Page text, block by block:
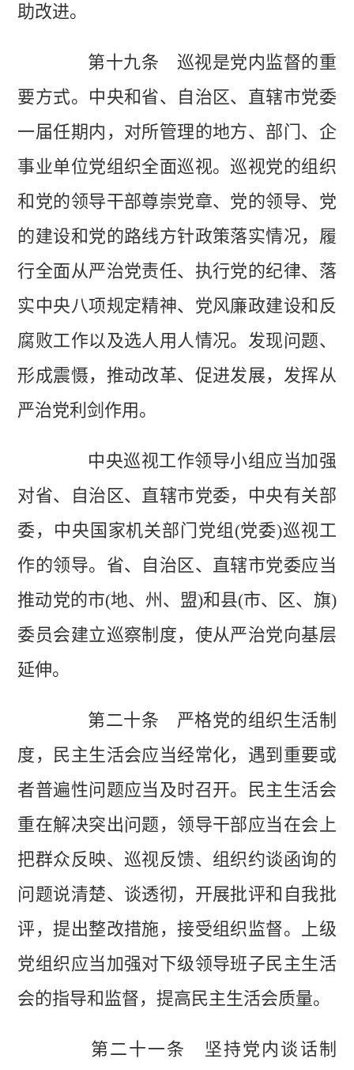
助改进。
第十九条 巡视是党内监督的重
要方式。中央和省、自治区、直辖市党委
一届任期内，对所管理的地方、部门、企
事业单位党组织全面巡视。巡视党的组织
和党的领导干部尊崇党章、党的领导、党
的建设和党的路线方针政策落实情况，履
行全面从严治党责任、执行党的纪律、落
实中央八项规定精神、党风廉政建设和反
腐败工作以及选人用人情况。发现问题、
形成震慑，推动改革、促进发展，发挥从
严治党利剑作用。
中央巡视工作领导小组应当加强
对省、自治区、直辖市党委，中央有关部
委，中央国家机关部门党组(党委)巡视工
作的领导。省、自治区、直辖市党委应当
推动党的市(地、州、盟)和县(市、区、旗)
委员会建立巡察制度，使从严治党向基层
延伸。
第二十条 严格党的组织生活制
度，民主生活会应当经常化，遇到重要或
者普遍性问题应当及时召开。民主生活会
重在解决突出问题，领导干部应当在会上
把群众反映、巡视反馈、组织约谈函询的
问题说清楚、谈透彻，开展批评和自我批
评，提出整改措施，接受组织监督。上级
党组织应当加强对下级领导班子民主生活
会的指导和监督，提高民主生活会质量。
第二十一条 坚持党内谈话制